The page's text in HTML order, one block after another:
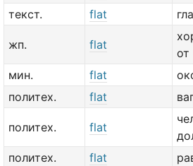
текст.
flat
жп. flat
от
мин.
flat
политех.
flat
политех. flat
политех.
flat